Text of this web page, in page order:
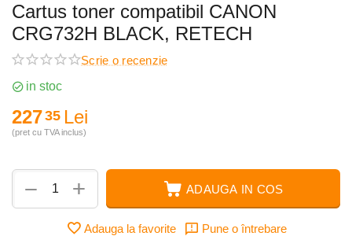
Cartus toner compatibil CANON
CRG732H BLACK, RETECH
Scrie o recenzie
in stoc
22735 Lei
(pret cu TVA inclus)
+
− ADAUGA IN COS
Adauga la favorite Pune o întrebare